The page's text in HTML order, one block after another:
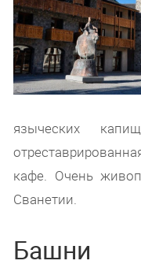
языческих
кафе. Очень
Сванетии.
Башни